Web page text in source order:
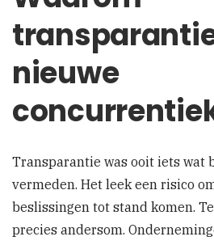
nieuwe
Transparantie was ooit iets wat
vermeden. Het leek een risico
beslissingen tot stand komen.
precies andersom.